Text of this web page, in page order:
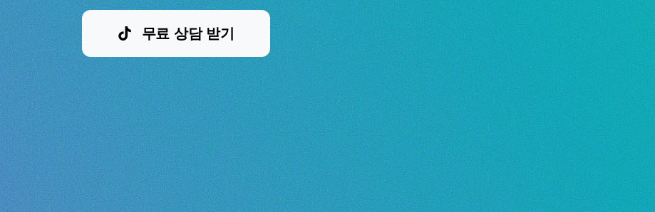
무료 상담 받기